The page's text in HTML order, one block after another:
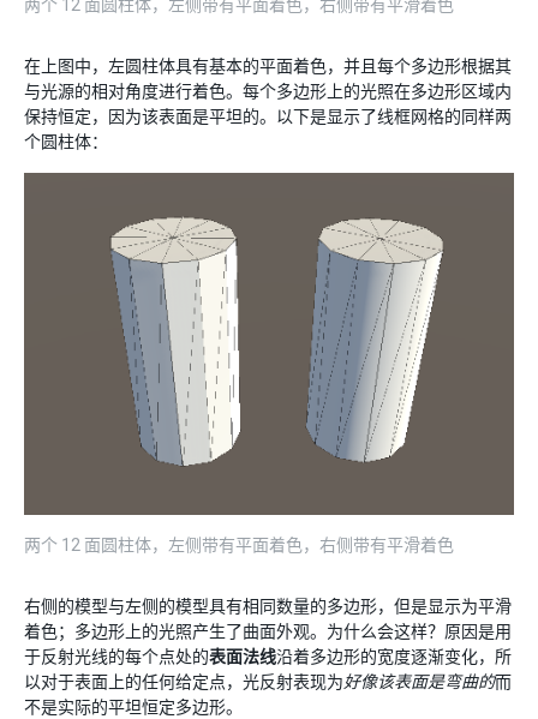
两个 12 面圆柱体，左侧带有平面着色，右侧带有平滑着色
在上图中，左圆柱体具有基本的平面着色，并且每个多边形根据其
与光源的相对角度进行着色。每个多边形上的光照在多边形区域内
保持恒定，因为该表面是平坦的。以下是显示了线框网格的同样两
个圆柱体：
两个 12 面圆柱体，左侧带有平面着色，右侧带有平滑着色
右侧的模型与左侧的模型具有相同数量的多边形，但是显示为平滑
着色；多边形上的光照产生了曲面外观。为什么会这样？原因是用
于反射光线的每个点处的表面法线沿着多边形的宽度逐渐变化，所
以对于表面上的任何给定点，光反射表现为好像该表面是弯曲的而
不是实际的平坦恒定多边形。